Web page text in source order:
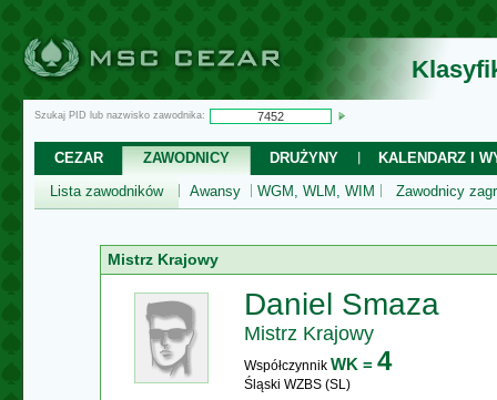
Szukaj PID lub nazwisko zawodnika:
CEZAR ZAWODNICY DRUŻYNY
KALENDARZ I
Lista zawodników
Awansy WGM, WLM, WIM Zawodnicy
Mistrz Krajowy
Daniel Smaza
Mistrz Krajowy
Współczynnik WK = 4
Śląski WZBS (SL)